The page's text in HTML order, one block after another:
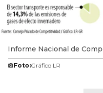
Informe Nacional de
Foto:Gráfico LR